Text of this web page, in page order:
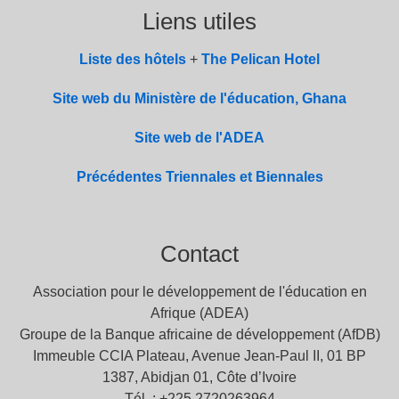
Liens utiles
Liste des hôtels + The Pelican Hotel
Site web du Ministère de l'éducation, Ghana
Site web de l'ADEA
Précédentes Triennales et Biennales
Contact
Association pour le développement de l'éducation en
Afrique (ADEA)
Groupe de la Banque africaine de développement (AfDB)
Immeuble CCIA Plateau, Avenue Jean-Paul II, 01 BP
1387, Abidjan 01, Côte d’Ivoire